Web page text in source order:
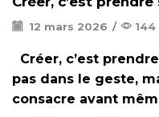
12 mars 2026 / 144
Créer, c’est
pas dans le geste,
consacre avant